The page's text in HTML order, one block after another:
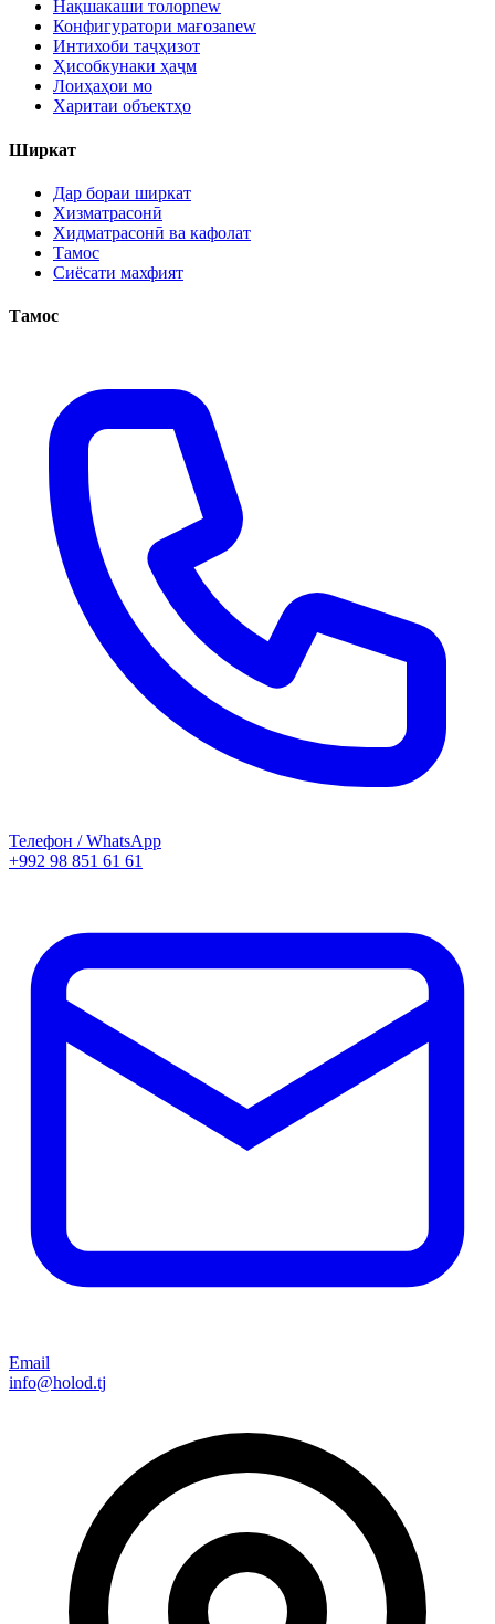
Нақшакаши толорnew
Конфигуратори мағозаnew
Интихоби таҷҳизот
Ҳисобкунаки ҳаҷм
Лоиҳаҳои мо
Харитаи объектҳо
Ширкат
Дар бораи ширкат
Хизматрасонӣ
Хидматрасонӣ ва кафолат
Тамос
Сиёсати махфият
Тамос
Телефон / WhatsApp
+992 98 851 61 61
Email
info@holod.tj